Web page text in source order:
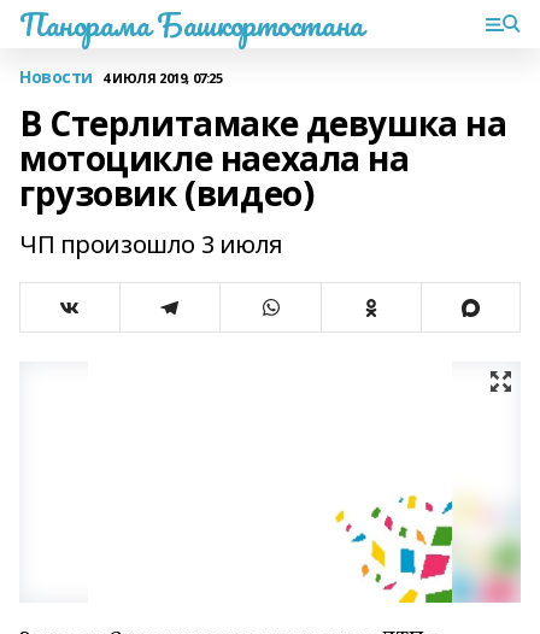
Панорама Башкортостана
Новости 4 ИЮЛЯ 2019, 07:25
В Стерлитамаке девушка на
мотоцикле наехала на
грузовик (видео)
ЧП произошло 3 июля